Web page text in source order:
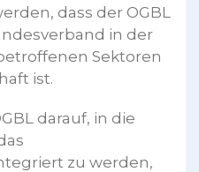
dass der OGBL
in der
Sektoren
ist.
darauf, in die
zu werden,